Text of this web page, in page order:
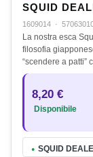
SQUID
1609014 ·
La nostra esca
filosofia
“scendere a
8,20 €
Disponibile
● SQUID